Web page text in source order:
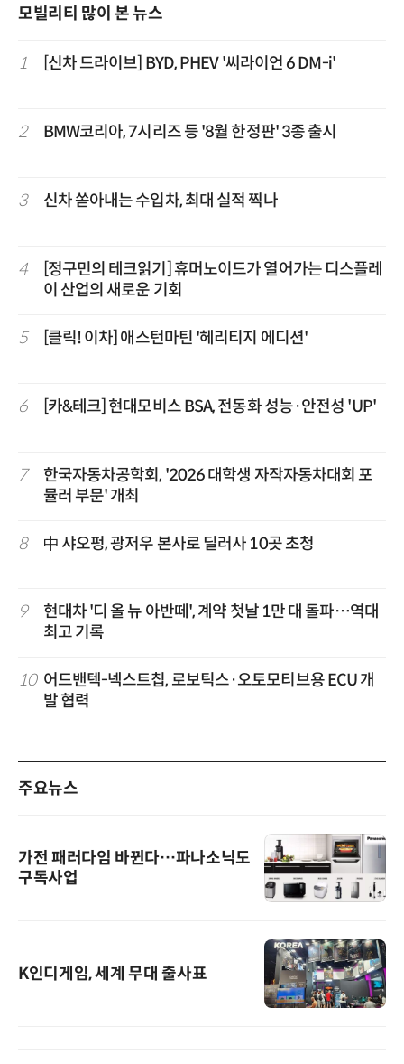
모빌리티 많이 본 뉴스
1 [신차 드라이브] BYD, PHEV '씨라이언 6 DM-i'
2 BMW코리아, 7시리즈 등 '8월 한정판' 3종 출시
3 신차 쏟아내는 수입차, 최대 실적 찍나
4
[정구민의 테크읽기] 휴머노이드가 열어가는 디스플레
이 산업의 새로운 기회
5 [클릭! 이차] 애스턴마틴 '헤리티지 에디션'
6 [카&테크] 현대모비스 BSA, 전동화 성능·안전성 'UP'
7
한국자동차공학회, '2026 대학생 자작자동차대회 포
뮬러 부문' 개최
8 中 샤오펑, 광저우 본사로 딜러사 10곳 초청
9
현대차 '디 올 뉴 아반떼', 계약 첫날 1만 대 돌파…역대
최고 기록
10 어드밴텍-넥스트칩, 로보틱스·오토모티브용 ECU 개
발 협력
주요뉴스
가전 패러다임 바뀐다…파나소닉도
구독사업
K인디게임, 세계 무대 출사표